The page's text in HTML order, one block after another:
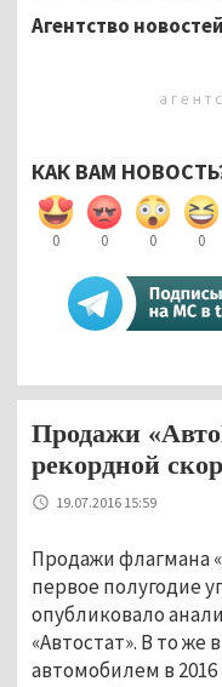
Агентство
КАК ВАМ
0 0 0 0
Продажи
рекордной
19.07.2016 15:59
Продажи флагмана
первое полугодие
опубликовало
«Автостат». В то
автомобилем в 2016